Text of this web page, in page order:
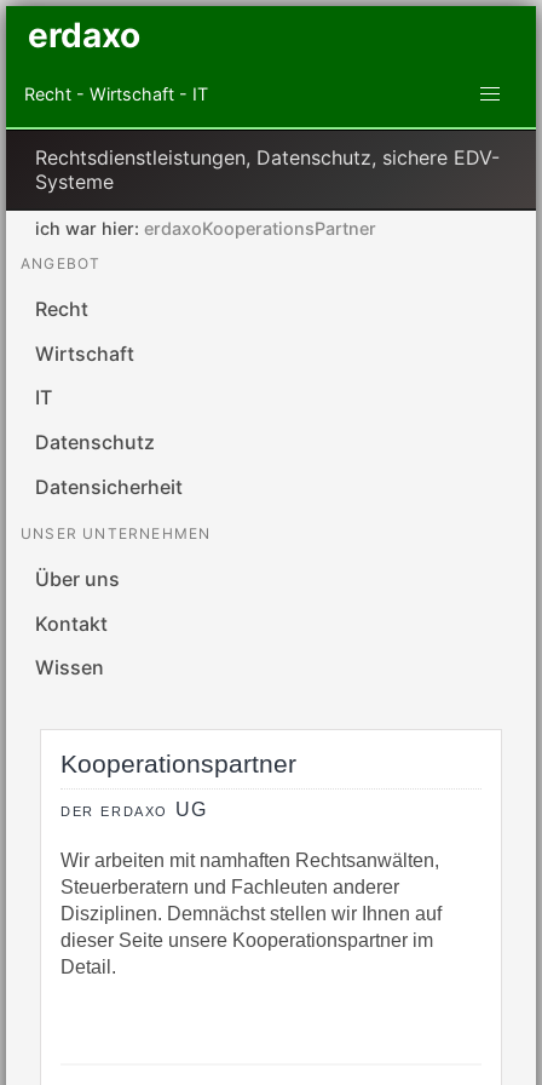
erdaxo
Recht - Wirtschaft - IT
Rechtsdienstleistungen, Datenschutz, sichere EDV-
Systeme
ich war hier: erdaxoKooperationsPartner
ANGEBOT
Recht
Wirtschaft
IT
Datenschutz
Datensicherheit
UNSER UNTERNEHMEN
Über uns
Kontakt
Wissen
Kooperationspartner
der erdaxo UG
Wir arbeiten mit namhaften Rechtsanwälten,
Steuerberatern und Fachleuten anderer
Disziplinen. Demnächst stellen wir Ihnen auf
dieser Seite unsere Kooperationspartner im
Detail.